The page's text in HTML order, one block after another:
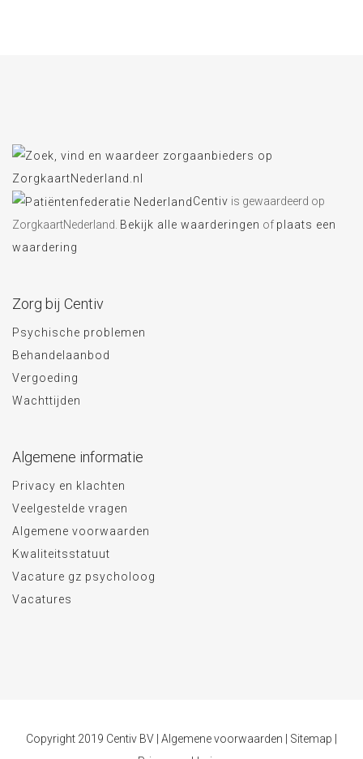
Centiv is gewaardeerd op
ZorgkaartNederland. Bekijk alle waarderingen of plaats een
waardering
Zorg bij Centiv
Psychische problemen
Behandelaanbod
Vergoeding
Wachttijden
Algemene informatie
Privacy en klachten
Veelgestelde vragen
Algemene voorwaarden
Kwaliteitsstatuut
Vacature gz psycholoog
Vacatures
Copyright 2019 Centiv BV | Algemene voorwaarden Sitemap